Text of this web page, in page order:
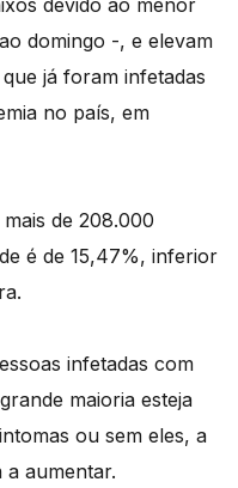
devido ao menor
domingo -, e elevam
já foram infetadas
no país, em
de 208.000
é de 15,47%, inferior
infetadas com
maioria esteja
ou sem eles, a
aumentar.